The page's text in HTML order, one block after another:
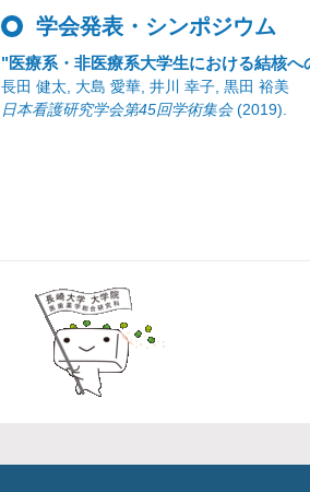
学会発表・シンポジウム
"医療系・非医療系大学生における結核
長田 健太, 大島 愛華, 井川 幸子, 黒田 裕美
日本看護研究学会第45回学術集会 (2019)